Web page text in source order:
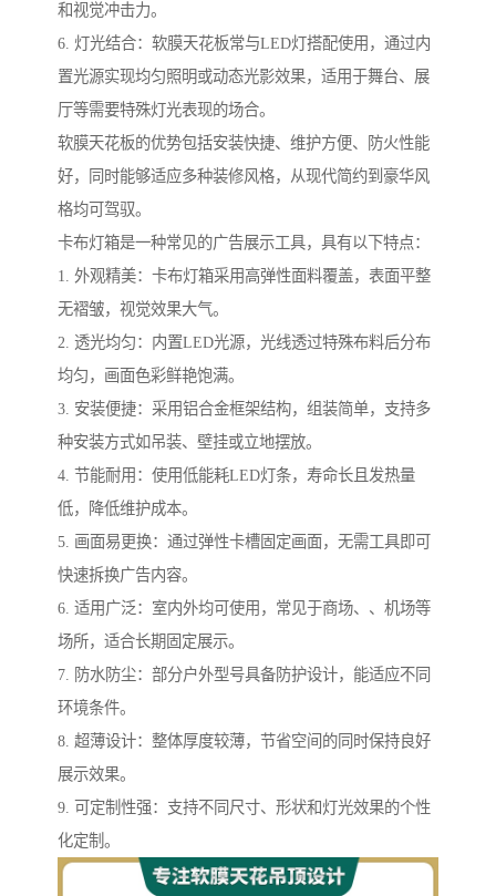
和视觉冲击力。
6. 灯光结合：软膜天花板常与LED灯搭配使用，通过内
置光源实现均匀照明或动态光影效果，适用于舞台、展
厅等需要特殊灯光表现的场合。
软膜天花板的优势包括安装快捷、维护方便、防火性能
好，同时能够适应多种装修风格，从现代简约到豪华风
格均可驾驭。
卡布灯箱是一种常见的广告展示工具，具有以下特点：
1. 外观精美：卡布灯箱采用高弹性面料覆盖，表面平整
无褶皱，视觉效果大气。
2. 透光均匀：内置LED光源，光线透过特殊布料后分布
均匀，画面色彩鲜艳饱满。
3. 安装便捷：采用铝合金框架结构，组装简单，支持多
种安装方式如吊装、壁挂或立地摆放。
4. 节能耐用：使用低能耗LED灯条，寿命长且发热量
低，降低维护成本。
5. 画面易更换：通过弹性卡槽固定画面，无需工具即可
快速拆换广告内容。
6. 适用广泛：室内外均可使用，常见于商场、、机场等
场所，适合长期固定展示。
7. 防水防尘：部分户外型号具备防护设计，能适应不同
环境条件。
8. 超薄设计：整体厚度较薄，节省空间的同时保持良好
展示效果。
9. 可定制性强：支持不同尺寸、形状和灯光效果的个性
化定制。